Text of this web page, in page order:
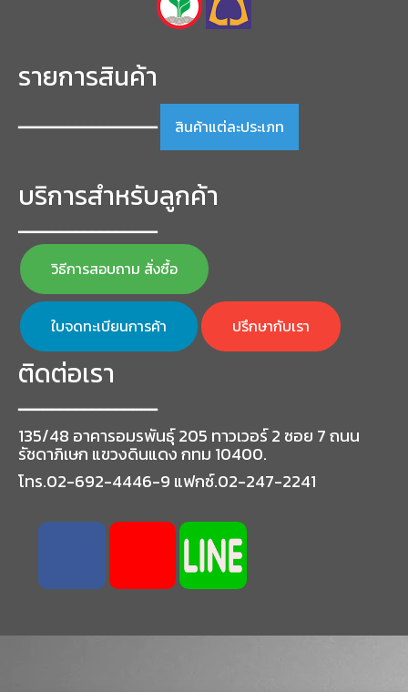
รายการสินค้า
━━━━━━━━━━━━━━━━━ สินค้าแต่ละประเภท
บริการสำหรับลูกค้า
━━━━━━━━━━━━━━━━━
วิธีการสอบถาม สั่งซื้อ
ใบจดทะเบียนการค้า ปรึกษากับเรา
ติดต่อเรา
━━━━━━━━━━━━━━━━━
135/48 อาคารอมรพันธุ์ 205 ทาวเวอร์ 2 ซอย 7 ถนน
รัชดาภิเษก แขวงดินแดง กทม 10400.
โทร.02-692-4446-9 แฟกซ์.02-247-2241